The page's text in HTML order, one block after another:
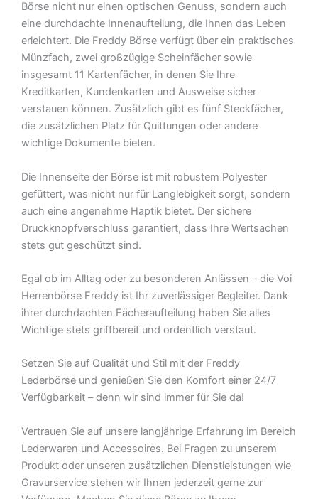
Börse nicht nur einen optischen Genuss, sondern auch
eine durchdachte Innenaufteilung, die Ihnen das Leben
erleichtert. Die Freddy Börse verfügt über ein praktisches
Münzfach, zwei großzügige Scheinfächer sowie
insgesamt 11 Kartenfächer, in denen Sie Ihre
Kreditkarten, Kundenkarten und Ausweise sicher
verstauen können. Zusätzlich gibt es fünf Steckfächer,
die zusätzlichen Platz für Quittungen oder andere
wichtige Dokumente bieten.
Die Innenseite der Börse ist mit robustem Polyester
gefüttert, was nicht nur für Langlebigkeit sorgt, sondern
auch eine angenehme Haptik bietet. Der sichere
Druckknopfverschluss garantiert, dass Ihre Wertsachen
stets gut geschützt sind.
Egal ob im Alltag oder zu besonderen Anlässen – die Voi
Herrenbörse Freddy ist Ihr zuverlässiger Begleiter. Dank
ihrer durchdachten Fächeraufteilung haben Sie alles
Wichtige stets griffbereit und ordentlich verstaut.
Setzen Sie auf Qualität und Stil mit der Freddy
Lederbörse und genießen Sie den Komfort einer 24/7
Verfügbarkeit – denn wir sind immer für Sie da!
Vertrauen Sie auf unsere langjährige Erfahrung im Bereich
Lederwaren und Accessoires. Bei Fragen zu unserem
Produkt oder unseren zusätzlichen Dienstleistungen wie
Gravurservice stehen wir Ihnen jederzeit gerne zur